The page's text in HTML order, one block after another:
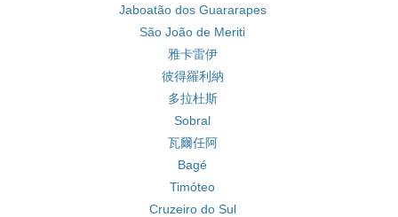
Jaboatão dos Guararapes
São João de Meriti
雅卡雷伊
彼得羅利納
多拉杜斯
Sobral
瓦爾任阿
Bagé
Timóteo
Cruzeiro do Sul